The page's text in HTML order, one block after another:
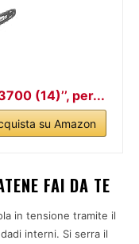
(14)’’, per...
su Amazon
FAI DA TE
in tensione tramite il
interni. Si serra il